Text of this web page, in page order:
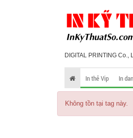
DIGITAL PRINTING Co.,
In thẻ Vip In
Không tồn tại tag này.